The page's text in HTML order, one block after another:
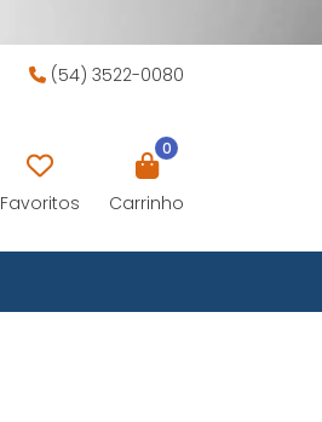
(54) 3522-0080
Favoritos
0
Carrinho